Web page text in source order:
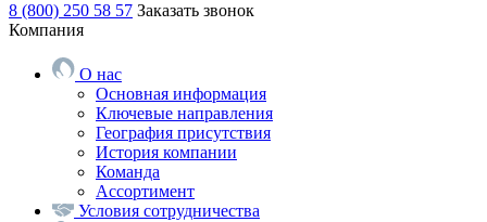
8 (800) 250 58 57 Заказать звонок
Компания
О нас
Основная информация
Ключевые направления
География присутствия
История компании
Команда
Ассортимент
Условия сотрудничества